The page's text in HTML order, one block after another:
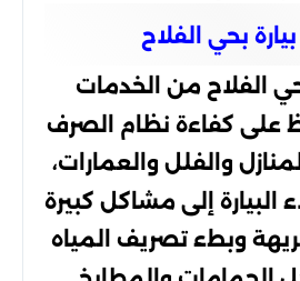
بحي الفلاح
الفلاح من الخدمات
على كفاءة نظام الصرف
والفلل والعمارات،
البيارة إلى مشاكل كبيرة
وبطء تصريف المياه